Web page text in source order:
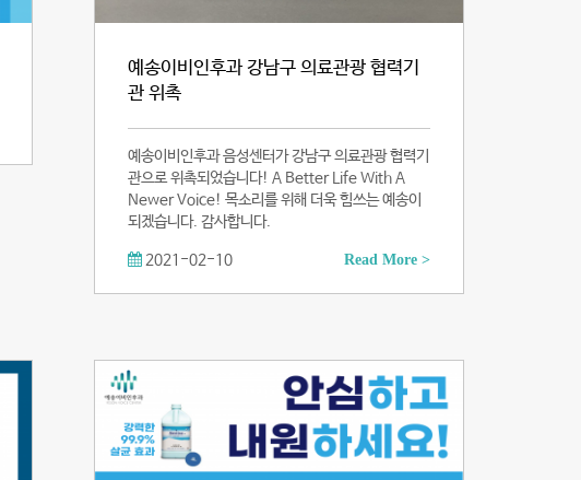
예송이비인후과 강남구 의료관광 협력기
관 위촉
예송이비인후과 음성센터가 강남구 의료관광 협력기
관으로 위촉되었습니다! A Better Life With A
Newer Voice! 목소리를 위해 더욱 힘쓰는 예송이
되겠습니다. 감사합니다.
2021-02-10 Read More >